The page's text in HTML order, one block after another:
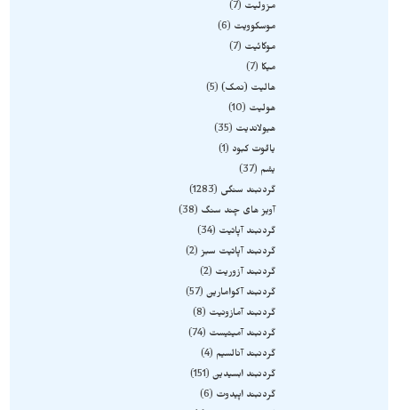
مزولیت
7
موسکوویت
6
موکائیت
7
میکا
7
هالیت (نمک) 5
هولیت
10
هیولاندیت
35
یاقوت کبود
1
یشم
37
گردنبند سنگی
1283
آویز های چند سنگ
38
گردنبند آپاتیت
34
گردنبند آپاتیت سبز 2
گردنبند آزوریت
2
گردنبند آکوامارین 57
گردنبند آمازونیت
8
گردنبند آمیتیست
74
گردنبند آنالسیم
4
گردنبند ابسیدین 151
گردنبند اپیدوت
6